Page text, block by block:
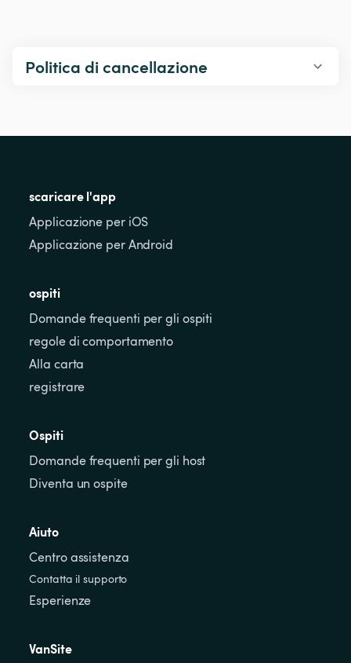
Politica di cancellazione
scaricare l'app
Applicazione per iOS
Applicazione per Android
ospiti
Domande frequenti per gli ospiti
regole di comportamento
Alla carta
registrare
Ospiti
Domande frequenti per gli host
Diventa un ospite
Aiuto
Centro assistenza
Contatta il supporto
Esperienze
VanSite